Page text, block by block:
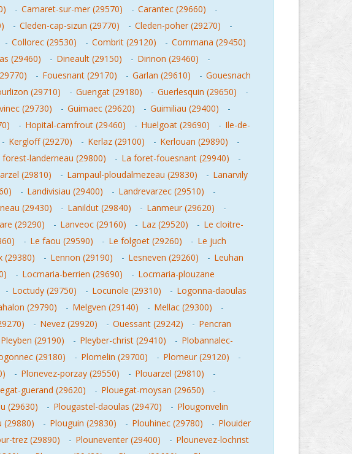
- Camaret-sur-mer (29570) - Carantec (29660)
-
- Cleden-cap-sizun (29770) - Cleden-poher (29270)
-
- Collorec (29530) - Combrit (29120) - Commana (29450)
(29460) - Dineault (29150) - Dirinon (29460)
-
- Fouesnant (29170) - Garlan (29610) - Gouesnach
(29710) - Guengat (29180) - Guerlesquin (29650)
-
(29730) - Guimaec (29620) - Guimiliau (29400)
-
- Hopital-camfrout (29460) - Huelgoat (29690) - Ile-de-
- Kergloff (29270) - Kerlaz (29100) - Kerlouan (29890)
-
forest-landerneau (29800) - La foret-fouesnant (29940)
-
(29810) - Lampaul-ploudalmezeau (29830) - Lanarvily
- Landivisiau (29400) - Landrevarzec (29510)
-
(29430) - Lanildut (29840) - Lanmeur (29620)
-
(29290) - Lanveoc (29160) - Laz (29520) - Le cloitre-
- Le faou (29590) - Le folgoet (29260) - Le juch
(29380) - Lennon (29190) - Lesneven (29260) - Leuhan
- Locmaria-berrien (29690) - Locmaria-plouzane
- Loctudy (29750) - Locunole (29310) - Logonna-daoulas
(29790) - Melgven (29140) - Mellac (29300)
-
- Nevez (29920) - Ouessant (29242) - Pencran
Pleyben (29190) - Pleyber-christ (29410) - Plobannalec-
(29180) - Plomelin (29700) - Plomeur (29120)
-
- Plonevez-porzay (29550) - Plouarzel (29810)
-
guerand (29620) - Plouegat-moysan (29650)
-
(29630) - Plougastel-daoulas (29470) - Plougonvelin
(29880) - Plouguin (29830) - Plouhinec (29780) - Plouider
trez (29890) - Plouneventer (29400) - Plounevez-lochrist